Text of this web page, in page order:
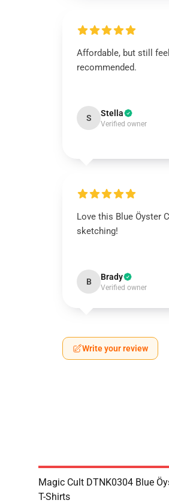
Affordable, but still
recommended.
S Stella
Verified owner
Love this Blue Öyster
sketching!
B Brady
Verified owner
Write your review
Magic Cult DTNK0304 Blue
T-Shirts